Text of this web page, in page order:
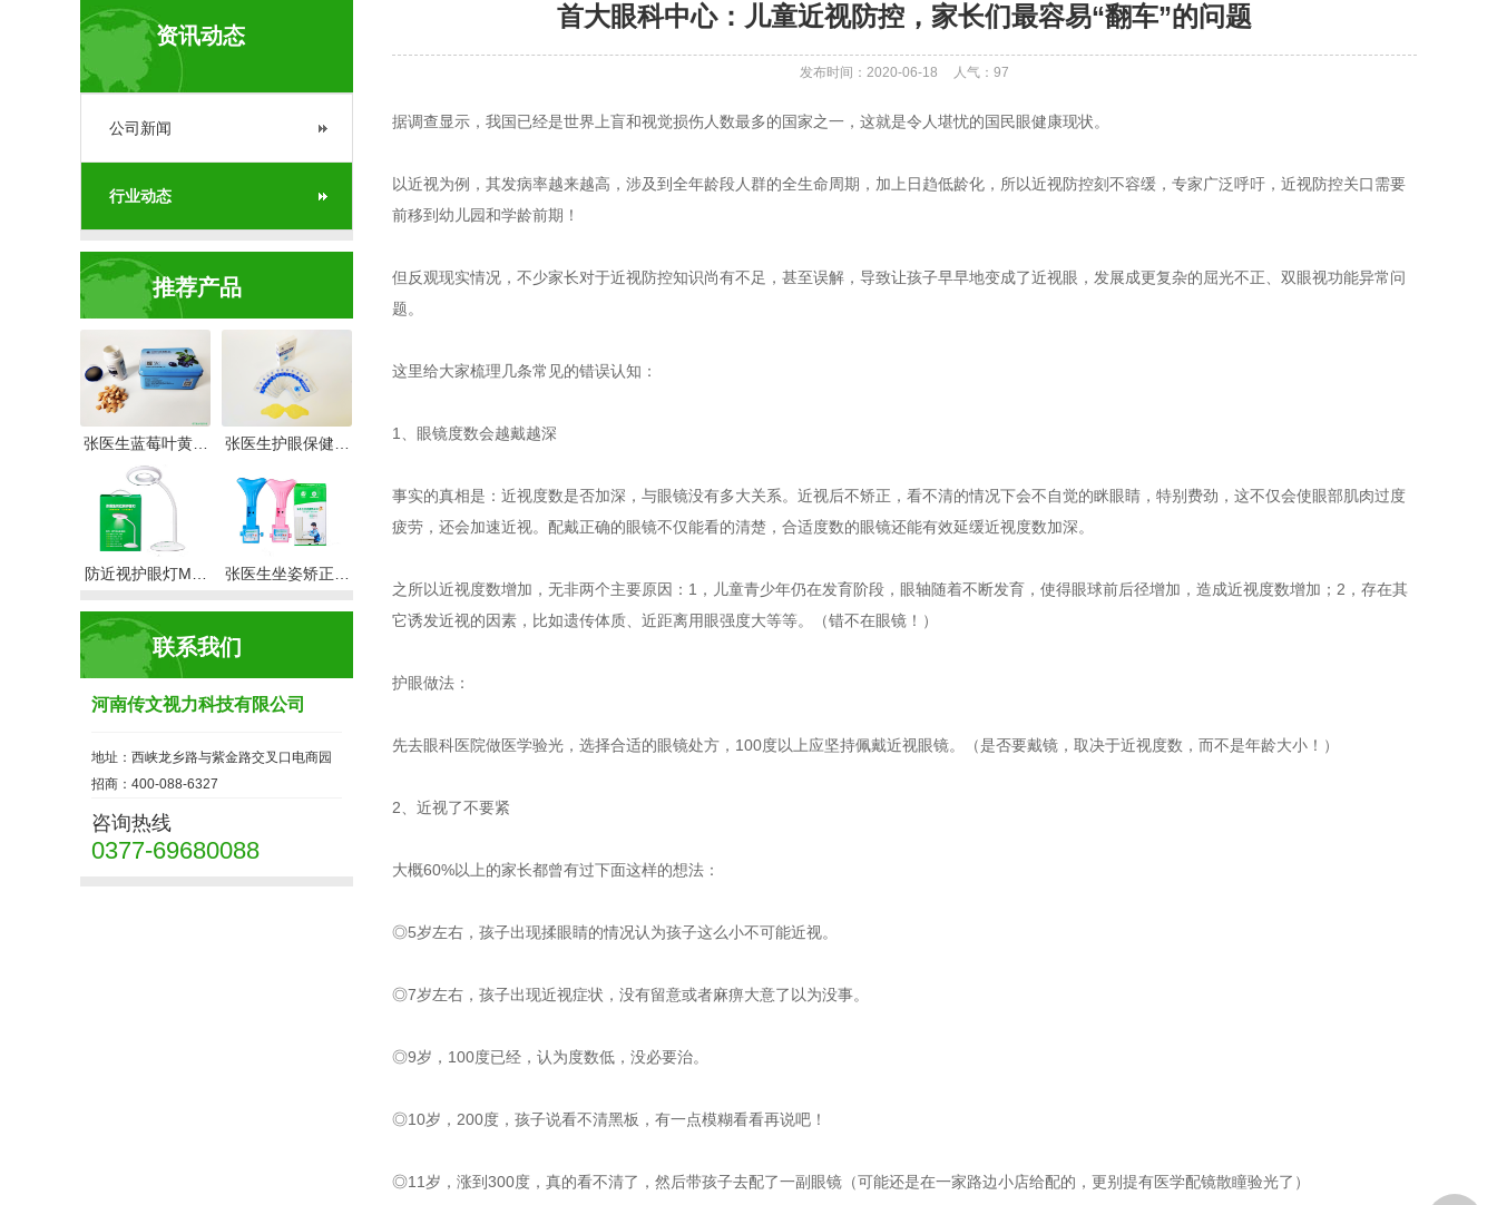
资讯动态
公司新闻
行业动态
推荐产品
张医生蓝莓叶黄… 张医生护眼保健…
防近视护眼灯M… 张医生坐姿矫正…
联系我们
河南传文视力科技有限公司
地址：西峡龙乡路与紫金路交叉口电商园
招商：400-088-6327
咨询热线
0377-69680088
首大眼科中心：儿童近视防控，家长们最容易“翻车”的问题
发布时间：2020-06-18 人气： 97
据调查显示，我国已经是世界上盲和视觉损伤人数最多的国家之一，这就是令人堪忧的国民眼健康现状。
以近视为例，其发病率越来越高，涉及到全年龄段人群的全生命周期，加上日趋低龄化，所以近视防控刻不容缓，专家广泛呼吁，近视防控关口需要
前移到幼儿园和学龄前期！
但反观现实情况，不少家长对于近视防控知识尚有不足，甚至误解，导致让孩子早早地变成了近视眼，发展成更复杂的屈光不正、双眼视功能异常问
题。
这里给大家梳理几条常见的错误认知：
1、眼镜度数会越戴越深
事实的真相是：近视度数是否加深，与眼镜没有多大关系。近视后不矫正，看不清的情况下会不自觉的眯眼睛，特别费劲，这不仅会使眼部肌肉过度
疲劳，还会加速近视。配戴正确的眼镜不仅能看的清楚，合适度数的眼镜还能有效延缓近视度数加深。
之所以近视度数增加，无非两个主要原因：1，儿童青少年仍在发育阶段，眼轴随着不断发育，使得眼球前后径增加，造成近视度数增加；2，存在其
它诱发近视的因素，比如遗传体质、近距离用眼强度大等等。（错不在眼镜！）
护眼做法：
先去眼科医院做医学验光，选择合适的眼镜处方，100度以上应坚持佩戴近视眼镜。（是否要戴镜，取决于近视度数，而不是年龄大小！）
2、近视了不要紧
大概60%以上的家长都曾有过下面这样的想法：
◎5岁左右，孩子出现揉眼睛的情况认为孩子这么小不可能近视。
◎7岁左右，孩子出现近视症状，没有留意或者麻痹大意了以为没事。
◎9岁，100度已经，认为度数低，没必要治。
◎10岁，200度，孩子说看不清黑板，有一点模糊看看再说吧！
◎11岁，涨到300度，真的看不清了，然后带孩子去配了一副眼镜（可能还是在一家路边小店给配的，更别提有医学配镜散瞳验光了）